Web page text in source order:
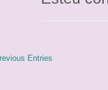
Entries